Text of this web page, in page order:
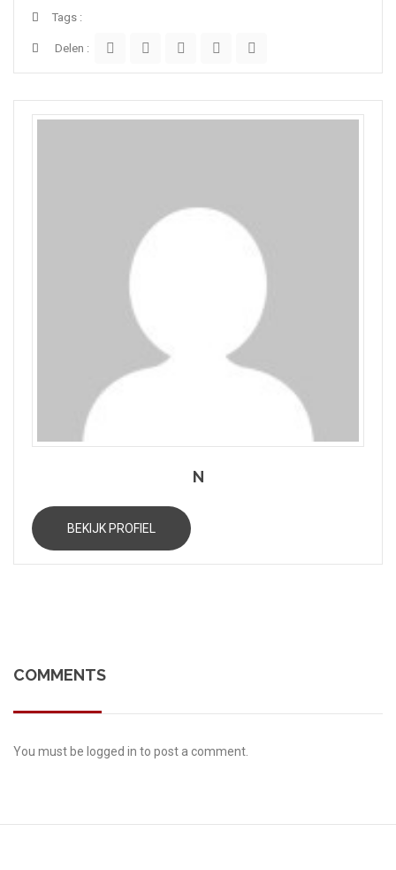
Tags :
Delen :
N
BEKIJK PROFIEL
COMMENTS
You must be logged in to post a comment.